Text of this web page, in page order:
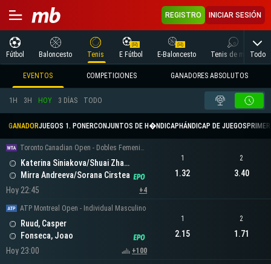
REGISTRO INICIAR SESIÓN
Fútbol Baloncesto Tenis E Fútbol E-Baloncesto Tenis de mesaTodo
EVENTOS COMPETICIONES GANADORES ABSOLUTOS
1H 3H HOY 3 DÍAS TODO
GANADORJUEGOS 1. PONERCONJUNTOS DE H�NDICAP HÁNDICAP DE JUEGOS
Toronto Canadian Open - Dobles Femeninos
Katerina Siniakova/Shuai Zhang
Mirra Andreeva/Sorana Cirstea
Hoy 22:45
+4
1
1.32
2
3.40
ATP Montreal Open - Individual Masculino
Ruud, Casper
Fonseca, Joao
Hoy 23:00
+100
1
2.15
2
1.71